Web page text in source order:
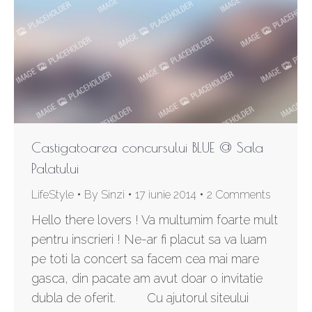
Castigatoarea concursului BLUE @ Sala
Palatului
LifeStyle By Sinzi 17 iunie 2014 2 Comments
Hello there lovers ! Va multumim foarte mult
pentru inscrieri ! Ne-ar fi placut sa va luam
pe toti la concert sa facem cea mai mare
gasca, din pacate am avut doar o invitatie
dubla de oferit. Cu ajutorul siteului